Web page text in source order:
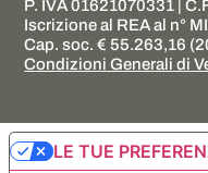
P. IVA 01621070331 |
Iscrizione al REA al n°
Cap. soc. € 55.263,16
Condizioni Generali di
LE TUE